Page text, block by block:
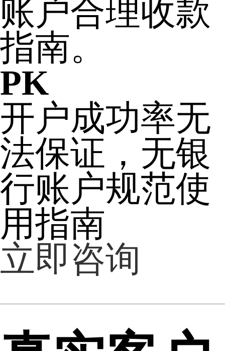
账户合理收款
指南。
PK
开户成功率无
法保证，无银
行账户规范使
用指南
立即咨询